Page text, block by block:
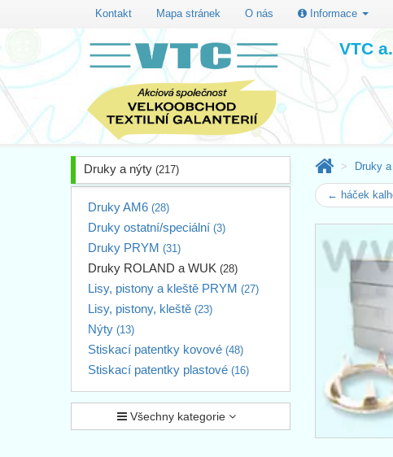
Kontakt Mapa stránek O nás Informace
VTC
Druky a nýty (217)
Druky AM6 (28)
Druky ostatní/speciální (3)
Druky PRYM (31)
Druky ROLAND a WUK (28)
Lisy, pistony a kleště PRYM (27)
Lisy, pistony, kleště (23)
Nýty (13)
Stiskací patentky kovové (48)
Stiskací patentky plastové (16)
Všechny kategorie
Druky
← háček